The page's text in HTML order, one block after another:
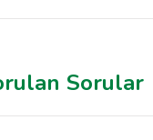
Sorular